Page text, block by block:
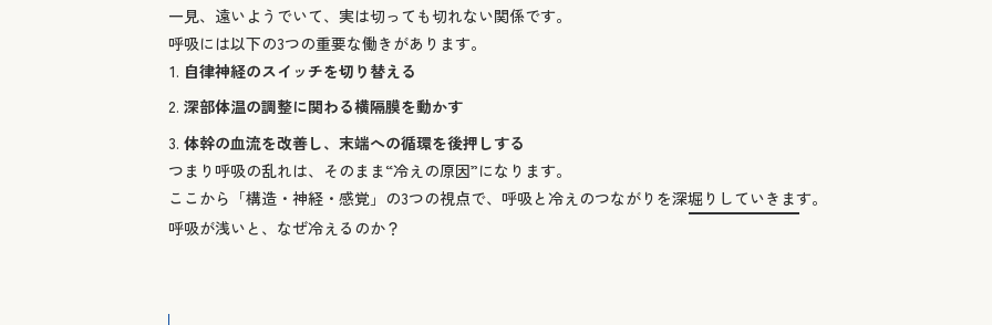
一見、遠いようでいて、実は切っても切れない関係です。
呼吸には以下の3つの重要な働きがあります。
自律神経のスイッチを切り替える
深部体温の調整に関わる横隔膜を動かす
体幹の血流を改善し、末端への循環を後押しする
つまり呼吸の乱れは、そのまま“冷えの原因”になります。
ここから「構造・神経・感覚」の3つの視点で、呼吸と冷えのつながりを深堀りしていきます。
呼吸が浅いと、なぜ冷えるのか？